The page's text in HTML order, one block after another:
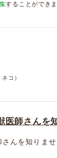
することができ
コ）
医師さんを
んを知りませ